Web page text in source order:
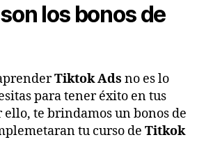
los bonos de
Tiktok Ads no es lo
para tener éxito en tus
ello, te brindamos un bonos de
tu curso de Titkok